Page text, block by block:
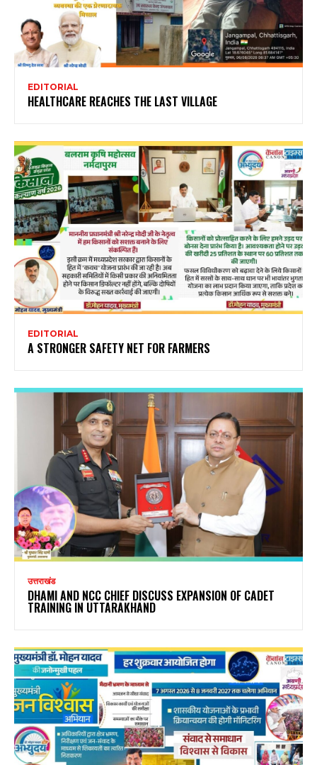
EDITORIAL
HEALTHCARE REACHES THE LAST VILLAGE
EDITORIAL
A STRONGER SAFETY NET FOR FARMERS
उत्तराखंड
DHAMI AND NCC CHIEF DISCUSS EXPANSION OF CADET
TRAINING IN UTTARAKHAND